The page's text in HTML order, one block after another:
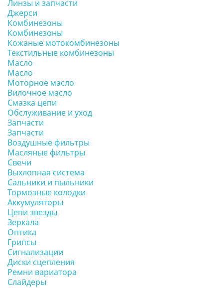
Линзы и запчасти
Джерси
Комбинезоны
Комбинезоны
Кожаные мотокомбинезоны
Текстильные комбинезоны
Масло
Масло
Моторное масло
Вилочное масло
Смазка цепи
Обслуживание и уход
Запчасти
Запчасти
Воздушные фильтры
Масляные фильтры
Свечи
Выхлопная система
Сальники и пыльники
Тормозные колодки
Аккумуляторы
Цепи звезды
Зеркала
Оптика
Грипсы
Сигнализации
Диски сцепления
Ремни вариатора
Слайдеры